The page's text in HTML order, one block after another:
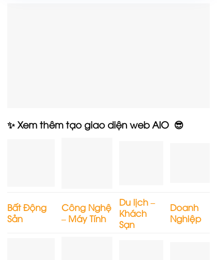
✨ Xem thêm tạo giao diện web AIO 😎
Bất Động
Sản
Công Nghệ
– Máy Tính
Du lịch –
Khách
Sạn
Doanh
Nghiệp